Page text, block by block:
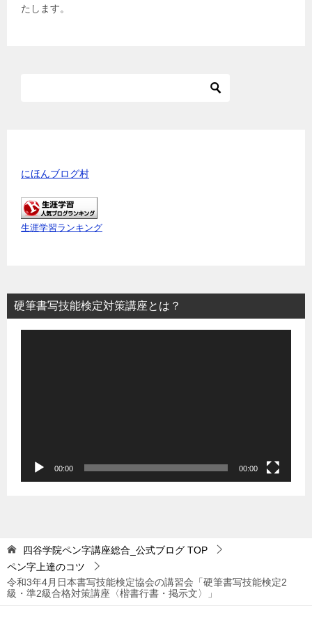
たします。
にほんブログ村
生涯学習ランキング
硬筆書写技能検定対策講座とは？
00:00 00:00
四谷学院ペン字講座総合_公式ブログ TOP
ペン字上達のコツ
令和3年4月日本書写技能検定協会の講習会「硬筆書写技能検定2
級・準2級合格対策講座〈楷書行書・掲示文〉」